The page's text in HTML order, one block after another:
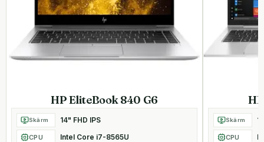
HP EliteBook 840 G6
Skärm 14" FHD IPS
CPU Intel Core i7-8565U
Skärm
CPU